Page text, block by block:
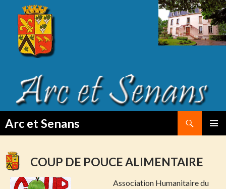
Arc et Senans
CONTENT
COUP DE POUCE ALIMENTAIRE
Association Humanitaire du